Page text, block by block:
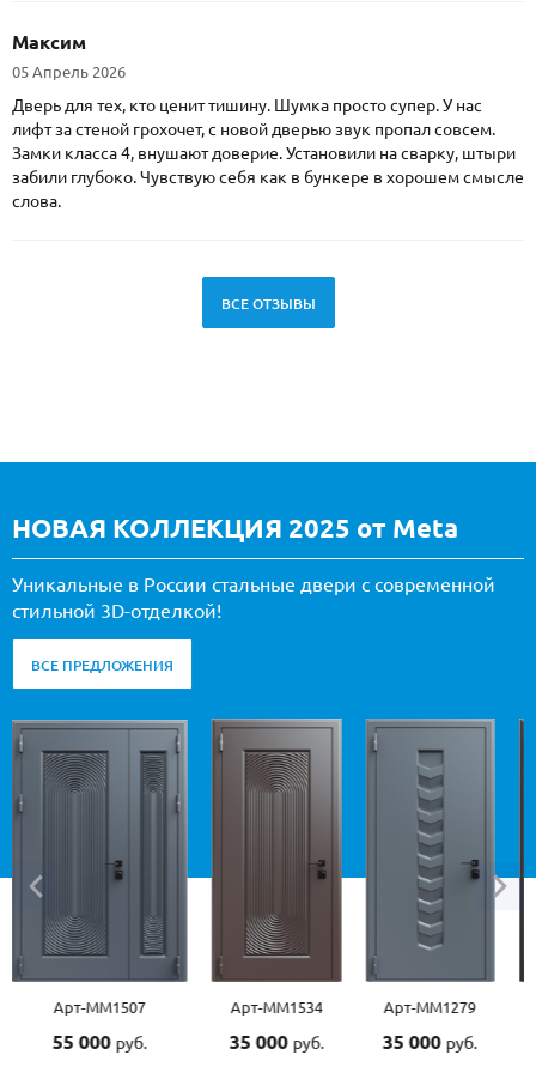
Максим
05 Апрель 2026
Дверь для тех, кто ценит тишину. Шумка просто супер. У нас
лифт за стеной грохочет, с новой дверью звук пропал совсем.
Замки класса 4, внушают доверие. Установили на сварку, штыри
забили глубоко. Чувствую себя как в бункере в хорошем смысле
слова.
ВСЕ ОТЗЫВЫ
НОВАЯ КОЛЛЕКЦИЯ 2025 от Meta
Уникальные в России стальные двери с современной
стильной 3D-отделкой!
ВСЕ ПРЕДЛОЖЕНИЯ
Арт-ММ1507
55 000 руб.
Арт-ММ1534
35 000 руб.
Арт-ММ1279
35 000 руб.